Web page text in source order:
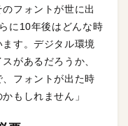
フォントが世に出
に10年後はどんな時
す。デジタル環境
があるだろうか、
フォントが出た時
もしれません」